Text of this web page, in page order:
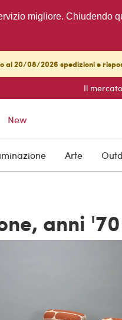
migliore.
al 20/08/2026 spedizioni e
Il
New
Arte
anni '70